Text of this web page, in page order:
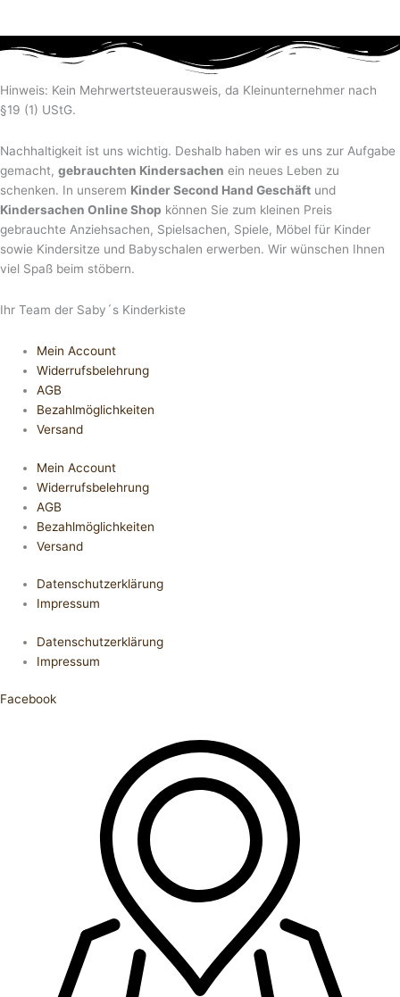
Hinweis: Kein Mehrwertsteuerausweis, da Kleinunternehmer nach
§19 (1) UStG.
Nachhaltigkeit ist uns wichtig. Deshalb haben wir es uns zur Aufgabe
gemacht, gebrauchten Kindersachen ein neues Leben zu
schenken. In unserem Kinder Second Hand Geschäft und
Kindersachen Online Shop können Sie zum kleinen Preis
gebrauchte Anziehsachen, Spiel­sachen, Spiele, Möbel für Kinder
sowie Kindersitze und Babyschalen erwerben. Wir wünschen Ihnen
viel Spaß beim stöbern.
Ihr Team der Saby´s Kinderkiste
Mein Account
Widerrufsbelehrung
AGB
Bezahlmöglichkeiten
Versand
Mein Account
Widerrufsbelehrung
AGB
Bezahlmöglichkeiten
Versand
Datenschutzerklärung
Impressum
Datenschutzerklärung
Impressum
Facebook